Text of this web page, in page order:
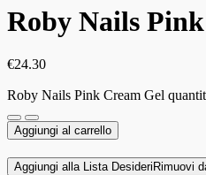
Roby Nails
€24.30
Roby Nails Pink Cream Gel
Aggiungi al carrello
Aggiungi alla Lista Desideri Rimuovi